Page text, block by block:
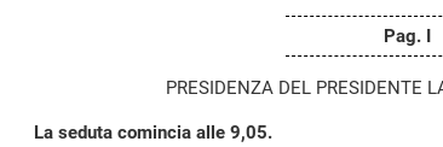
Pag. I
PRESIDENZA DEL PRESIDENTE
La seduta comincia alle 9,05.